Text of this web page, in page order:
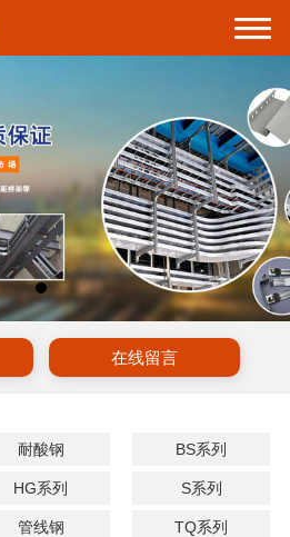
在线留言
耐酸钢 BS系列
HG系列 S系列
管线钢 TQ系列